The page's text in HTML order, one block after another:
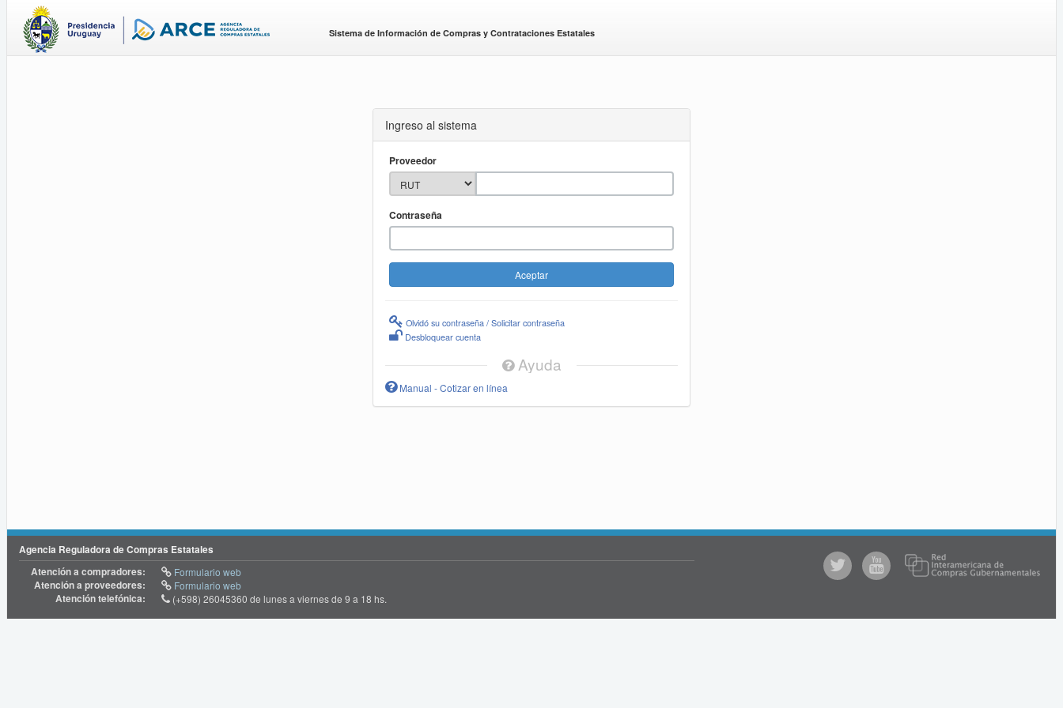
Sistema de Información de Compras y Contrataciones Estatales
Ingreso al sistema
Proveedor
Contraseña
Olvidó su contraseña / Solicitar contraseña
Desbloquear cuenta
Ayuda
Manual - Cotizar en línea
Agencia Reguladora de Compras Estatales
Atención a compradores:
Formulario web
Atención a proveedores: Formulario web
Atención telefónica: (+598) 26045360 de lunes a viernes de 9 a 18 hs.
@comprasgubuy
ACCE
Youtube